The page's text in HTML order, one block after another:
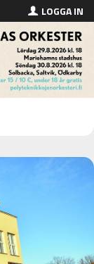
LOGGA IN